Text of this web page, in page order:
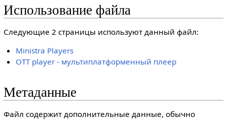
Использование файла
Следующие 2 страницы используют данный файл:
Ministra Players
OTT player - мультиплатформенный плеер
Метаданные
Файл содержит дополнительные данные, обычно